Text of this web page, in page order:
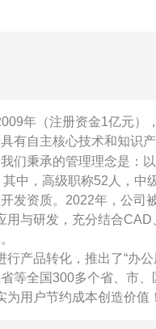
年（注册资金1亿元）
有自主核心技术和知识
们秉承的管理理念是：
中，高级职称52人，
发资质。2022年，公司
用与研发，充分结合
产品转化，推出了“办
等全国300多个省、市
为用户节约成本创造价